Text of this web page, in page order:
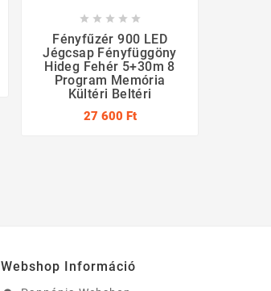
    
Fényfűzér 900 LED
Jégcsap Fényfüggöny
Hideg Fehér 5+30m 8
Program Memória
Kültéri Beltéri
27 600 Ft
Webshop Információ